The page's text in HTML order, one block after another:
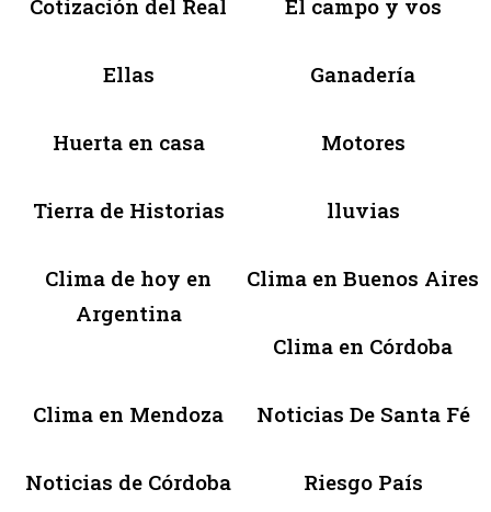
Cotización del Real El campo y vos
Ellas Ganadería
Huerta en casa Motores
Tierra de Historias lluvias
Clima de hoy en
Argentina
Clima en Buenos Aires
Clima en Córdoba
Clima en Mendoza Noticias De Santa Fé
Noticias de Córdoba Riesgo País